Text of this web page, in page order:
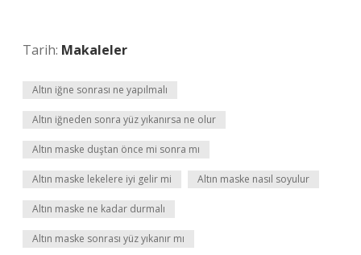
Tarih: Makaleler
Altın iğne sonrası ne yapılmalı
Altın iğneden sonra yüz yıkanırsa ne olur
Altın maske duştan önce mi sonra mı
Altın maske lekelere iyi gelir mi Altın maske nasıl soyulur
Altın maske ne kadar durmalı
Altın maske sonrası yüz yıkanır mı